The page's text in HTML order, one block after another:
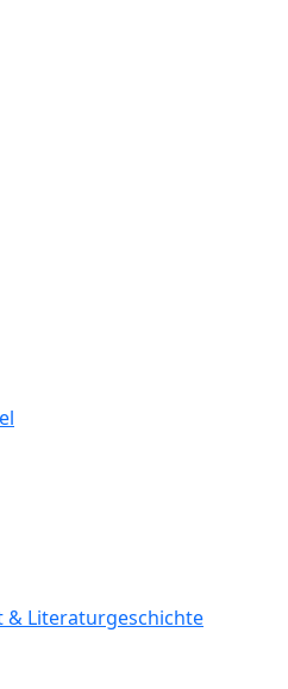
Literaturgeschichte